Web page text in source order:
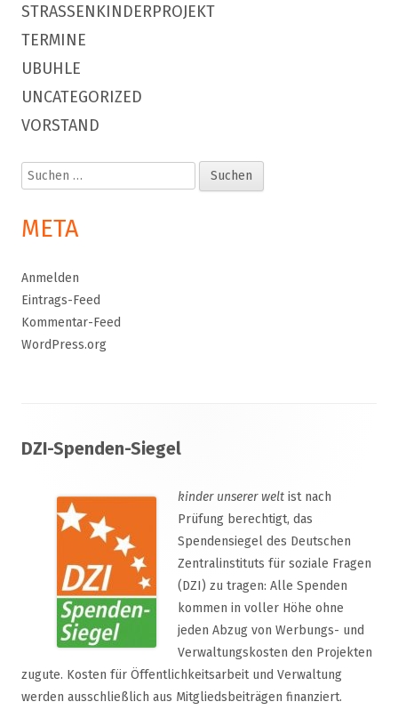
STRASSENKINDERPROJEKT
TERMINE
UBUHLE
UNCATEGORIZED
VORSTAND
Suchen
nach:
META
Anmelden
Eintrags-Feed
Kommentar-Feed
WordPress.org
Inhalt
DZI-Spenden-Siegel
kinder unserer welt ist nach
Prüfung berechtigt, das
Spendensiegel des Deutschen
Zentralinstituts für soziale Fragen
(DZI) zu tragen: Alle Spenden
kommen in voller Höhe ohne
jeden Abzug von Werbungs- und
Verwaltungskosten den Projekten
zugute. Kosten für Öffentlichkeitsarbeit und Verwaltung
werden ausschließlich aus Mitgliedsbeiträgen finanziert.